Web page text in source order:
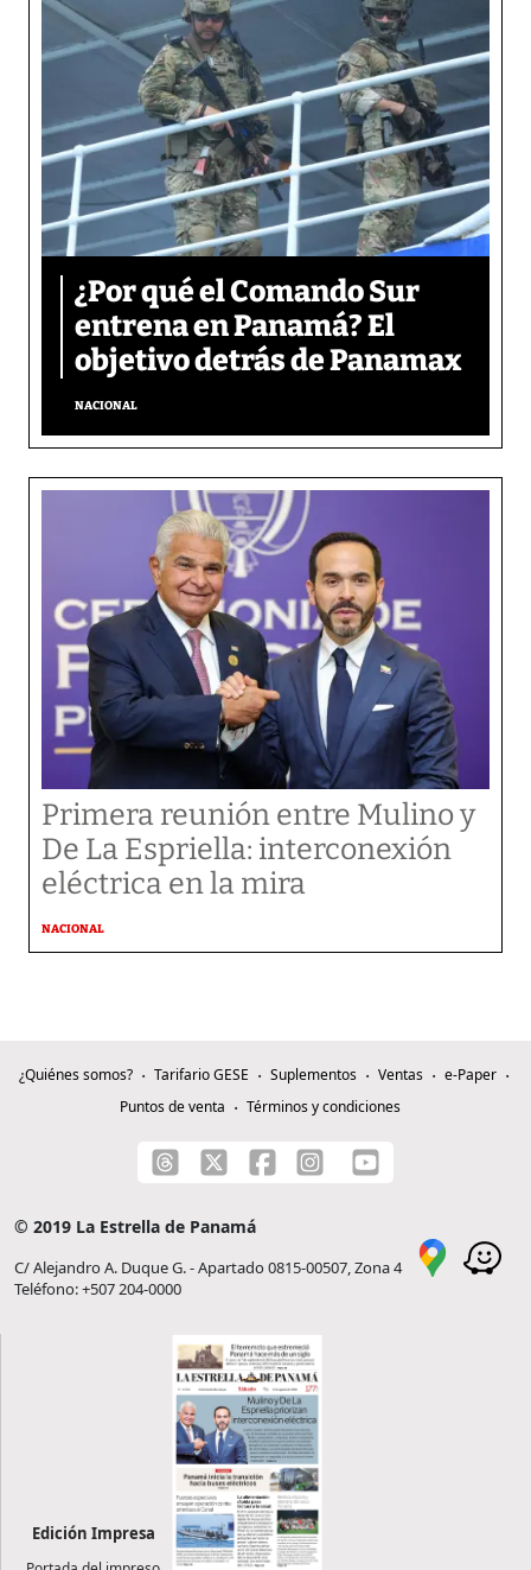
¿Por qué el Comando Sur
entrena en Panamá? El
objetivo detrás de Panamax
NACIONAL
Primera reunión entre Mulino y
De La Espriella: interconexión
eléctrica en la mira
NACIONAL
¿Quiénes somos? Tarifario GESE Suplementos Ventas
e-Paper
Puntos de venta
Términos y condiciones
© 2019 La Estrella de Panamá
C/ Alejandro A. Duque G. - Apartado 0815-00507, Zona 4
Teléfono: +507 204-0000
Edición Impresa